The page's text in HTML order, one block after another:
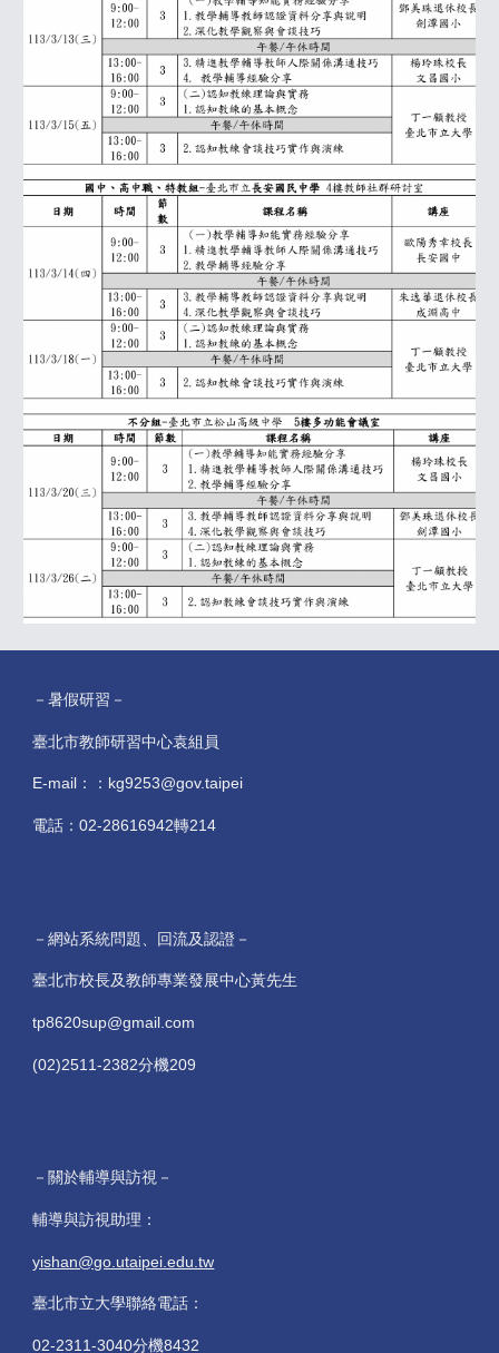
－暑假研習－
臺北市教師研習中心袁組員
E-mail：：kg9253@gov.taipei
電話：02-28616942轉214
－網站系統問題、回流及認證－
臺北市校長及教師專業發展中心黃先生
tp8620sup@gmail.com
(02)2511-2382分機209
－關於輔導與訪視－
輔導與訪視助理：
yishan@go.utaipei.edu.tw
臺北市立大學聯絡電話：
02-2311-3040分機8432